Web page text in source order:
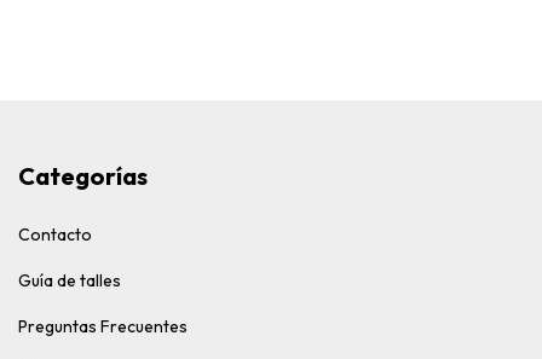
Categorías
Contacto
Guía de talles
Preguntas Frecuentes